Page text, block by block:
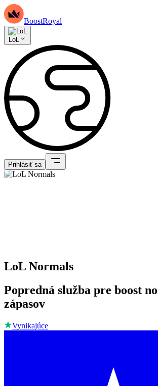
BoostRoyal
LoL
Prihlásiť sa
LoL Normals
Popredná služba pre boost
zápasov
Vynikajúce